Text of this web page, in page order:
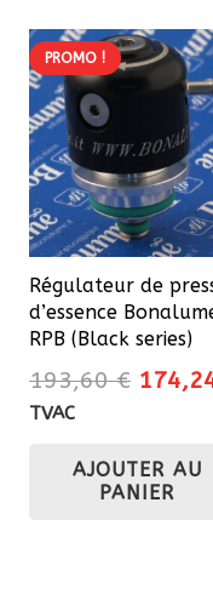
PROMO !
Régulateur de
d’essence
RPB (Black series)
193,60€ Le
était :
193,60
TVAC
AJOUTER AU
PANIER